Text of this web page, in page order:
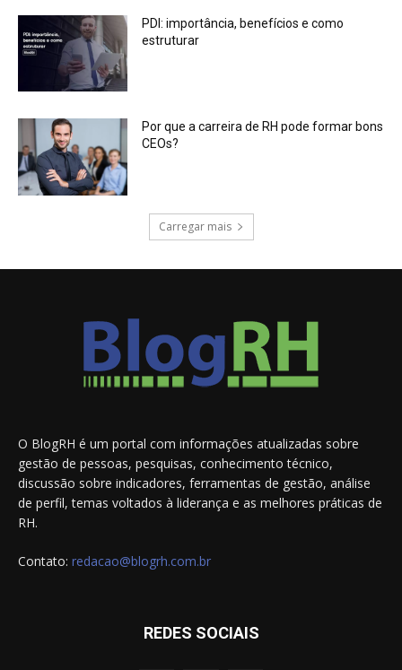
PDI: importância, benefícios e como
estruturar
Por que a carreira de RH pode formar bons
CEOs?
Carregar mais
O BlogRH é um portal com informações atualizadas sobre
gestão de pessoas, pesquisas, conhecimento técnico,
discussão sobre indicadores, ferramentas de gestão, análise
de perfil, temas voltados à liderança e as melhores práticas de
RH.
Contato: redacao@blogrh.com.br
REDES SOCIAIS